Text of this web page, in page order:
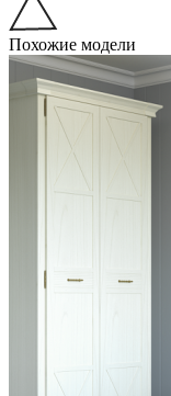
Похожие модели